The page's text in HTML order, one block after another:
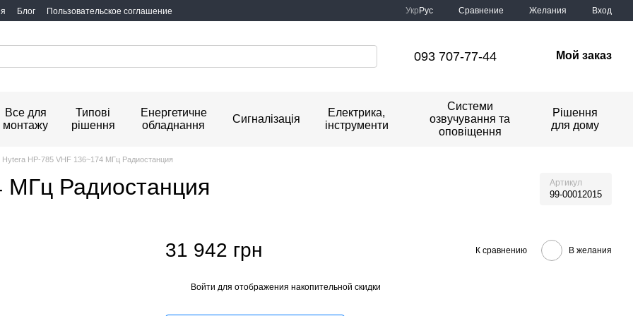
Блог Пользовательское соглашение Укр Рус Сравнение Желания Вход
093 707-77-44 Мой заказ
Все для
монтажу
Типові
рішення
Енергетичне
обладнання
Сигналізація
Електрика,
інструменти
Системи
озвучування та
оповіщення
Рішення
для дому
Hytera HP-785 VHF 136~174 МГц Радиостанция
МГц Радиостанция Артикул
99-00012015
31 942 грн К сравнению В желания
Войти для отображения накопительной скидки